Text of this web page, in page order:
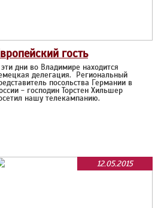
гость
дни во Владимире находится
делегация. Региональный
посольства Германии в
- господин Торстен Хильшер
нашу телекампанию.
12.05.2015